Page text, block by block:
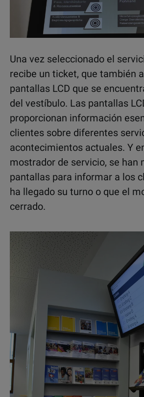
Una vez seleccionado el
recibe un ticket, que también
pantallas LCD que se
del vestíbulo. Las pantallas
proporcionan información
clientes sobre diferentes
acontecimientos actuales. Y
mostrador de servicio, se han
pantallas para informar a los
ha llegado su turno o que el
cerrado.